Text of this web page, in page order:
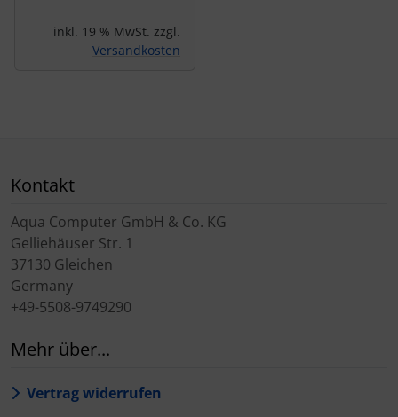
inkl. 19 % MwSt. zzgl.
Versandkosten
Kontakt
Aqua Computer GmbH & Co. KG
Gelliehäuser Str. 1
37130 Gleichen
Germany
+49-5508-9749290
Mehr über...
Vertrag widerrufen